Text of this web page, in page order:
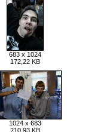
683 x 1024
172,22 KB
1024 x 683
210,93 KB